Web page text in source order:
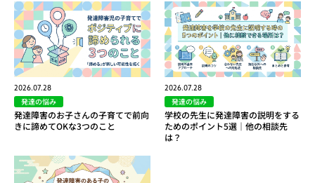
2026.07.28
発達の悩み
発達障害のお子さんの子育てで前向
きに諦めてOKな3つのこと
2026.07.28
発達の悩み
学校の先生に発達障害の説明をする
ためのポイント5選｜他の相談先
は？